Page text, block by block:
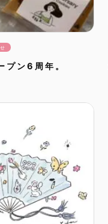
プン6周年。